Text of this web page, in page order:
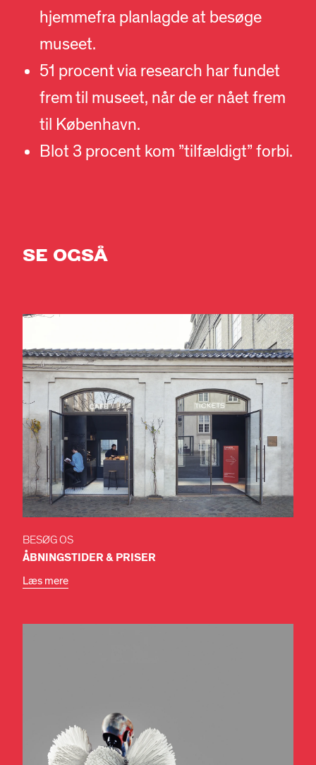
hjemmefra planlagde at besøge
museet.
51 procent via research har fundet
frem til museet, når de er nået frem
til København.
Blot 3 procent kom ”tilfældigt” forbi.
SE OGSÅ
BESØG OS
ÅBNINGS­TIDER& PRISER
Læs mere